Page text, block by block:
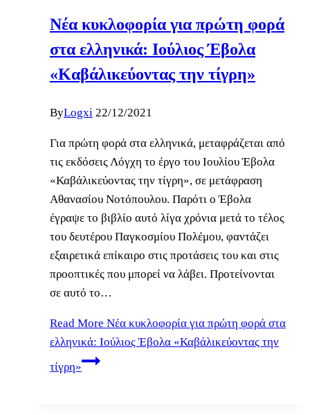
Νέα κυκλοφορία για πρώτη φορά
στα ελληνικά: Ιούλιος Έβολα
«Καβάλικεύοντας την τίγρη»
ByLogxi 22/12/2021
Για πρώτη φορά στα ελληνικά, μεταφράζεται από
τις εκδόσεις Λόγχη το έργο του Ιουλίου Έβολα
«Καβάλικεύοντας την τίγρη», σε μετάφραση
Αθανασίου Νοτόπουλου. Παρότι ο Έβολα
έγραψε το βιβλίο αυτό λίγα χρόνια μετά το τέλος
του δευτέρου Παγκοσμίου Πολέμου, φαντάζει
εξαιρετικά επίκαιρο στις προτάσεις του και στις
προοπτικές που μπορεί να λάβει. Προτείνονται
σε αυτό το…
Read More Νέα κυκλοφορία για πρώτη φορά στα
ελληνικά: Ιούλιος Έβολα «Καβάλικεύοντας την
τίγρη»